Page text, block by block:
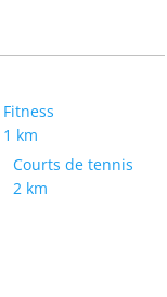
Fitness
1 km
Courts de tennis
2 km